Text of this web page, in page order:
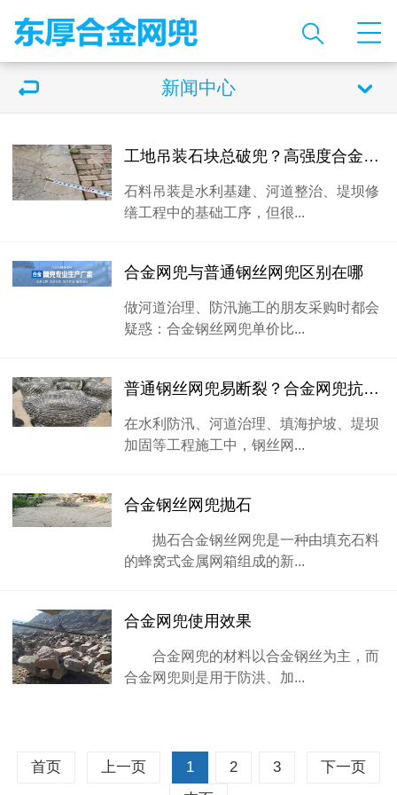
新闻中心
工地吊装石块总破兜？高强度合金钢丝网兜，承重强不易撕裂
石料吊装是水利基建、河道整治、堤坝修
缮工程中的基础工序，但很...
合金网兜与普通钢丝网兜区别在哪
做河道治理、防汛施工的朋友采购时都会
疑惑：合金钢丝网兜单价比...
普通钢丝网兜易断裂？合金网兜抗拉耐磨，防汛抛石反复用不坏
在水利防汛、河道治理、填海护坡、堤坝
加固等工程施工中，钢丝网...
合金钢丝网兜抛石
抛石合金钢丝网兜是一种由填充石料
的蜂窝式金属网箱组成的新...
合金网兜使用效果
合金网兜的材料以合金钢丝为主，而
合金网兜则是用于防洪、加...
首页 上一页 1 2 3
下一页